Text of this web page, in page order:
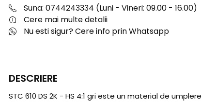
Suna: 0744243334 (Luni - Vineri: 09.00 - 16.00)
Cere mai multe detalii
Nu esti sigur? Cere info prin Whatsapp
DESCRIERE
STC 610 DS 2K - HS 4:1 gri este un material de umplere